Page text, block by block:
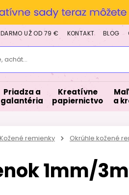
UŽ OD 79 € KONTAKT BLOG
achát...
Priadza a
galantéria
Kreatívne
papiernictvo
a
Kožené remienky
Okrúhle kožené
1mm/3m